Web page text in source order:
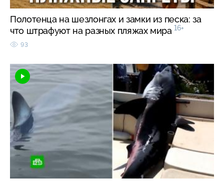
Полотенца на шезлонгах и замки из песка: за
что штрафуют на разных пляжах мира 16+
93